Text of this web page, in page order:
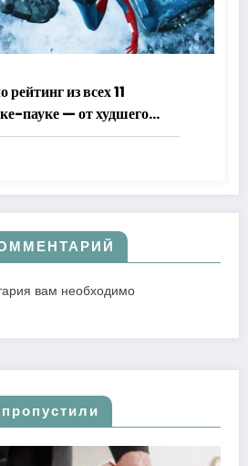
из всех 11
пауке — от худшего
вам необходимо